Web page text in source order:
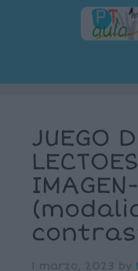
JUEGO
1 marzo, 2023 by